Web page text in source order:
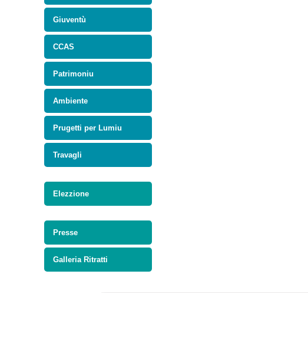
Giuventù
CCAS
Patrimoniu
Ambiente
Prugetti per Lumiu
Travagli
Elezzione
Presse
Galleria Ritratti